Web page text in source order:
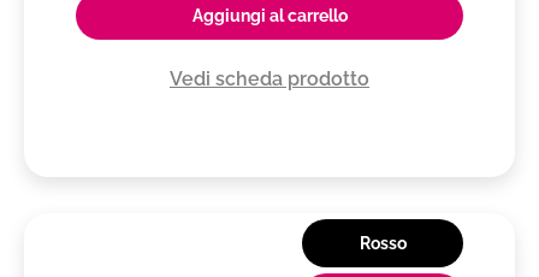
Aggiungi al carrello
Vedi scheda prodotto
Rosso